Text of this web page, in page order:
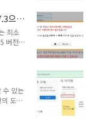
있도록
는 워
생할
그누
하게
기 먼
등
으로
최소
버전은
로 가
레이
요합
서는
있는
서 버
수 있는
도메
해외